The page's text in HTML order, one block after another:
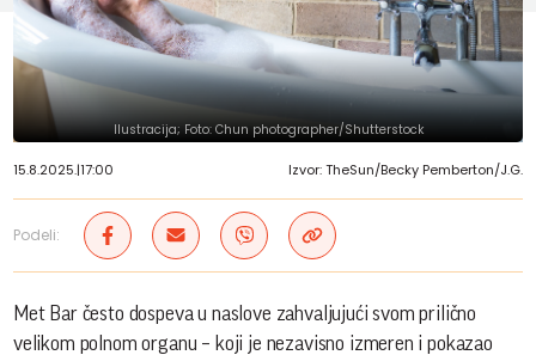
Ilustracija; Foto: Chun photographer/Shutterstock
15.8.2025.|17:00 Izvor: TheSun/Becky Pemberton/J.G.
Podeli:
Met Bar često dospeva u naslove zahvaljujući svom prilično
velikom polnom organu – koji je nezavisno izmeren i pokazao